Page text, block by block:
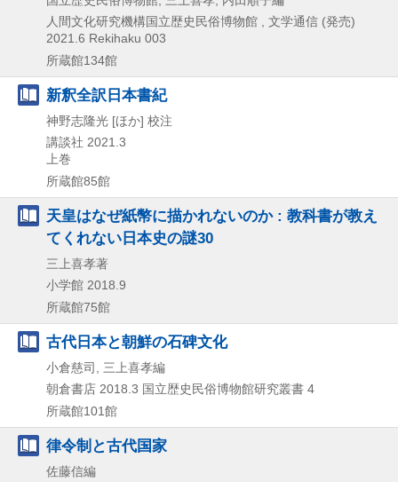
人間文化研究機構国立歴史民俗博物館 , 文学通信 (発売)
2021.6 Rekihaku 003
所蔵館134館
新釈全訳日本書紀
神野志隆光 [ほか] 校注
講談社 2021.3
上巻
所蔵館85館
天皇はなぜ紙幣に描かれないのか : 教科書が教え
てくれない日本史の謎30
三上喜孝著
小学館 2018.9
所蔵館75館
古代日本と朝鮮の石碑文化
小倉慈司, 三上喜孝編
朝倉書店 2018.3 国立歴史民俗博物館研究叢書 4
所蔵館101館
律令制と古代国家
佐藤信編